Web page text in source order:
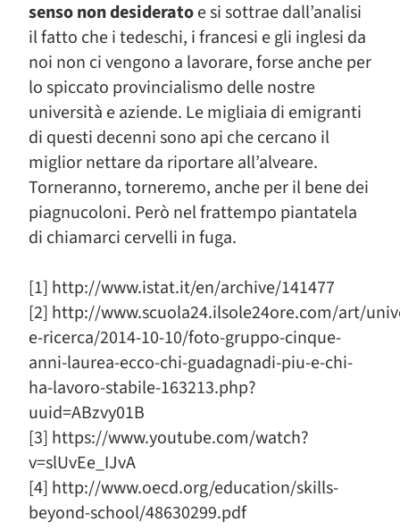
senso non desideratoe si sottrae dall’analisi
il fatto che i tedeschi, i francesi e gli inglesi da
noi non ci vengono a lavorare, forse anche per
lo spiccato provincialismo delle nostre
università e aziende. Le migliaia di emigranti
di questi decenni sono api che cercano il
miglior nettare da riportare all’alveare.
Torneranno, torneremo, anche per il bene dei
piagnucoloni. Però nel frattempo piantatela
di chiamarci cervelli in fuga.
[1] http://www.istat.it/en/archive/141477
[2] http://www.scuola24.ilsole24ore.com/art/
e-ricerca/2014-10-10/foto-gruppo-cinque-
anni-laurea-ecco-chi-guadagnadi-piu-e-chi-
ha-lavoro-stabile-163213.php?
uuid=ABzvy01B
[3] https://www.youtube.com/watch?
v=slUvEe_IJvA
[4] http://www.oecd.org/education/skills-
beyond-school/48630299.pdf